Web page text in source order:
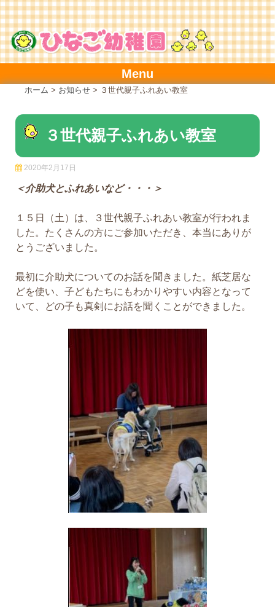
Skip
to
content
Menu
ホーム > お知らせ > ３世代親子ふれあい教室
３世代親子ふれあい教室
2020年2月17日
＜介助犬とふれあいなど・・・＞
１５日（土）は、３世代親子ふれあい教室が行われま
した。たくさんの方にご参加いただき、本当にありが
とうございました。
最初に介助犬についてのお話を聞きました。紙芝居な
どを使い、子どもたちにもわかりやすい内容となって
いて、どの子も真剣にお話を聞くことができました。